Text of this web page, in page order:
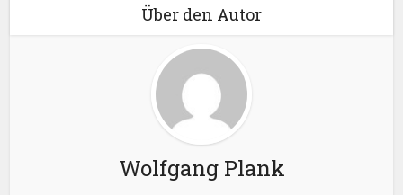
Über den Autor
Wolfgang Plank